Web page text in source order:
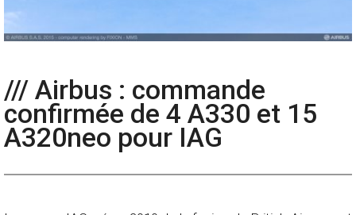
/// Airbus : commande
confirmée de 4 A330 et 15
A320neo pour IAG